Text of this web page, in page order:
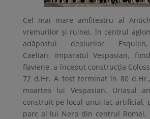
Cel mai mare amfiteatru al
vremurilor şi ruinei, în centrul
adăpostul dealurilor
Caelian. Imparatul Vespasian,
flaviene, a început construcția
72 d.Hr. A fost terminat în 80
moartea lui Vespasian. Uriașul
construit pe locul unui lac artificial,
parc al lui Nero din centrul Romei,